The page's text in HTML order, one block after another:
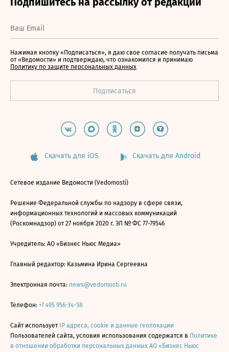
Нажимая кнопку «Подписаться», я даю свое согласие получать письма
от «Ведомости» и подтверждаю, что ознакомился и принимаю
Политику по защите персональных данных
Скачать для iOS Скачать для Android
Сетевое издание Ведомости (Vedomosti)
Решение Федеральной службы по надзору в сфере связи,
информационных технологий и массовых коммуникаций
(Роскомнадзор) от 27 ноября 2020 г. ЭЛ № ФС 77-79546
Учредитель: АО «Бизнес Ньюс Медиа»
Главный редактор: Казьмина Ирина Сергеевна
Электронная почта: news@vedomosti.ru
Телефон: +7 495 956-34-58
Сайт использует IP адреса, cookie и данные геолокации
Пользователей сайта, условия использования содержатся в Политике
в отношении обработки персональных данных АО «Бизнес Ньюс